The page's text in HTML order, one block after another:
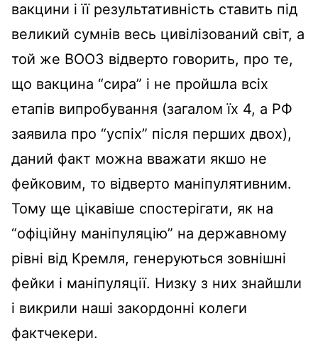
вакцини і її результативність ставить під
великий сумнів весь цивілізований світ, а
той же ВООЗ відверто говорить, про те,
що вакцина “сира” і не пройшла всіх
етапів випробування (загалом їх 4, а РФ
заявила про “успіх” після перших двох),
даний факт можна вважати якшо не
фейковим, то відверто маніпулятивним.
Тому ще цікавіше спостерігати, як на
“офіційну маніпуляцію” на державному
рівні від Кремля, генеруються зовнішні
фейки і маніпуляції. Низку з них знайшли
і викрили наші закордонні колеги
фактчекери.